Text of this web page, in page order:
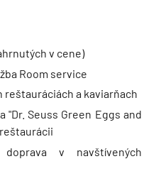
v cene)
Room service
a kaviarňach
"Dr. Seuss Green Eggs and
v navštívených